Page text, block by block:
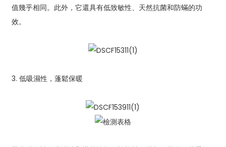
值幾乎相同。此外，它還具有低致敏性、天然抗菌和防蟎的功
效。
3. 低吸濕性，蓬鬆保暖